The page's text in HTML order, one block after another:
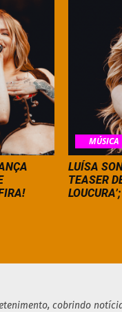
MÚSICA
LUÍSA
TEASER
cobrindo